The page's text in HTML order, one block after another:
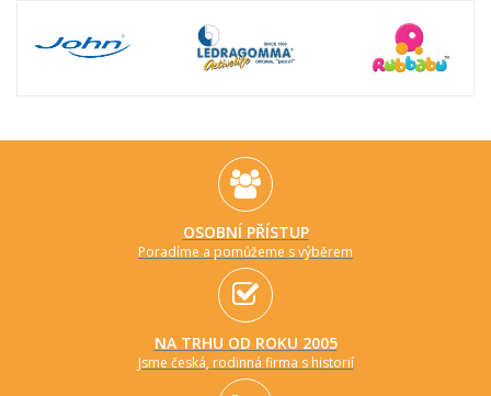
OSOBNÍ PŘÍSTUP
Poradíme a pomůžeme s výběrem
NA TRHU OD ROKU 2005
Jsme česká, rodinná firma s historií